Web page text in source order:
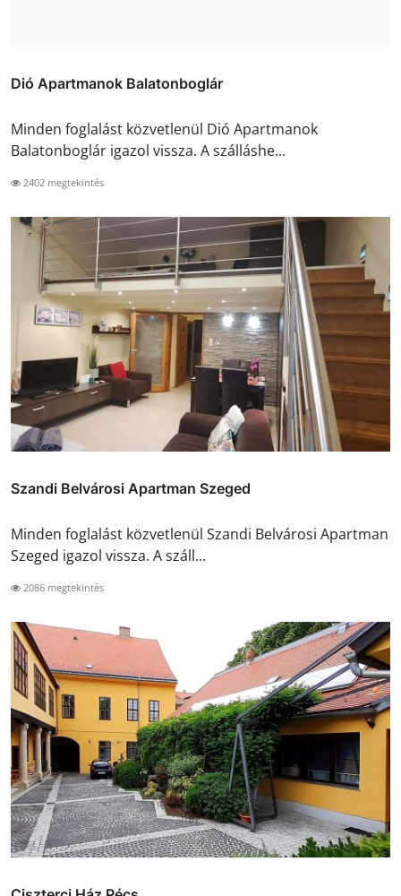
Dió Apartmanok Balatonboglár
Minden foglalást közvetlenül Dió Apartmanok
Balatonboglár igazol vissza. A szálláshe...
2402 megtekintés
Szandi Belvárosi Apartman Szeged
Minden foglalást közvetlenül Szandi Belvárosi Apartman
Szeged igazol vissza. A száll...
2086 megtekintés